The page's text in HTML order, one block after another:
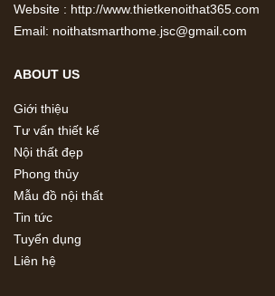
Website : http://www.thietkenoithat365.com
Email: noithatsmarthome.jsc@gmail.com
ABOUT US
Giới thiệu
Tư vấn thiết kế
Nội thất đẹp
Phong thủy
Mẫu đồ nội thất
Tin tức
Tuyển dụng
Liên hệ